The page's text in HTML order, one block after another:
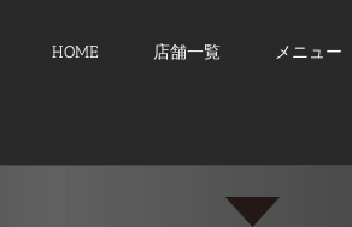
HOME 店舗一覧 メニュー